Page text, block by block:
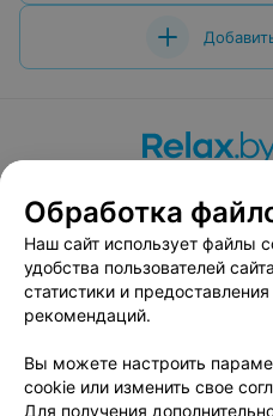
Вакансии
Публичный
Публичный договор по
Связаться по
Написать
Обработка
Наш сайт использует файлы
удобства пользователей
статистики и
рекомендаций.
Вы можете настроить
cookie или изменить свое
Для получения